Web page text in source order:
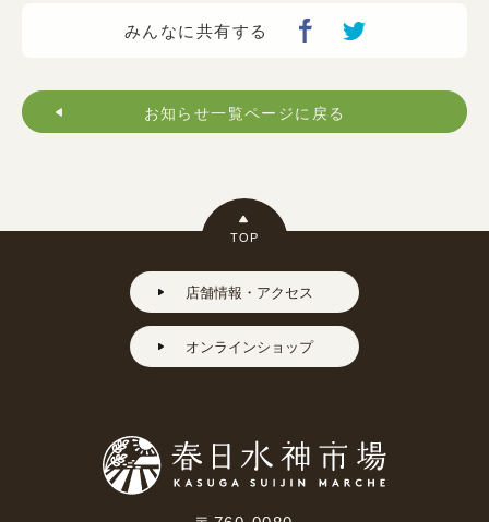
みんなに共有する
お知らせ一覧ページに戻る
TOP
店舗情報・アクセス
オンラインショップ